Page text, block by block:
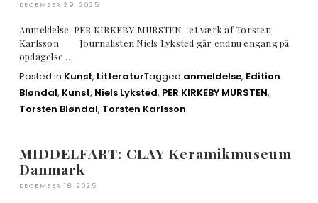
DECEMBER 29, 2025
Anmeldelse: PER KIRKEBY MURSTEN et værk af Torsten
Karlsson Journalisten Niels Lyksted går endnu engang på
opdagelse …
Posted in Kunst, LitteraturTagged anmeldelse, Edition
Bløndal, Kunst, Niels Lyksted, PER KIRKEBY MURSTEN,
Torsten Bløndal, Torsten Karlsson
MIDDELFART: CLAY Keramikmuseum
Danmark
DECEMBER 18, 2025